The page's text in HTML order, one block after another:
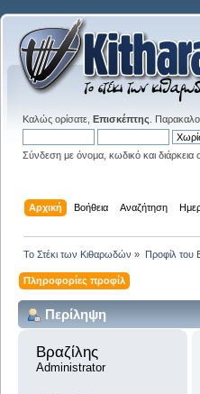
Καλώς ορίσατε, Επισκέπτης .
Σύνδεση με όνομα, κωδικό και διάρκεια
Αρχική Βοήθεια Αναζήτηση
Το Στέκι των Κιθαρωδών » Προφίλ του
Πληροφορίες προφίλ
Περίληψη
Βραζίλης
Administrator